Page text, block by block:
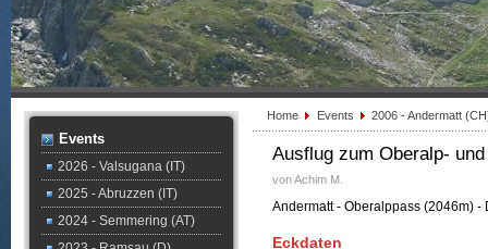
Events
2026 - Valsugana (IT)
2025 - Abruzzen (IT)
2024 - Semmering (AT)
Home Events 2006 - Andermatt
Ausflug zum Oberalp-
von Achim M.
Andermatt - Oberalppass (2046m)
Eckdaten